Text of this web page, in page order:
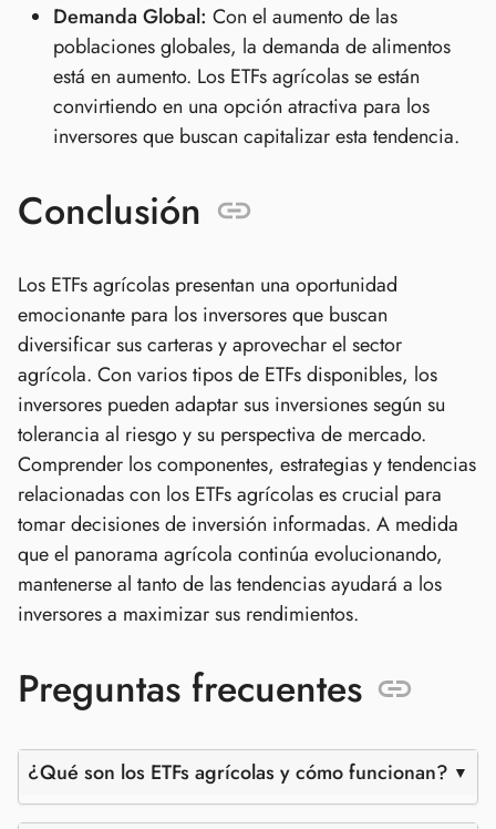
Demanda Global: Con el aumento de las
poblaciones globales, la demanda de alimentos
está en aumento. Los ETFs agrícolas se están
convirtiendo en una opción atractiva para los
inversores que buscan capitalizar esta tendencia.
Conclusión
Los ETFs agrícolas presentan una oportunidad
emocionante para los inversores que buscan
diversificar sus carteras y aprovechar el sector
agrícola. Con varios tipos de ETFs disponibles, los
inversores pueden adaptar sus inversiones según su
tolerancia al riesgo y su perspectiva de mercado.
Comprender los componentes, estrategias y tendencias
relacionadas con los ETFs agrícolas es crucial para
tomar decisiones de inversión informadas. A medida
que el panorama agrícola continúa evolucionando,
mantenerse al tanto de las tendencias ayudará a los
inversores a maximizar sus rendimientos.
Preguntas frecuentes
¿Qué son los ETFs agrícolas y cómo funcionan?